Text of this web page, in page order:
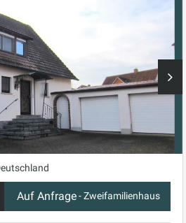
Schreiben
Sie
uns
:
info@schwelme.de
Auf Anfrage- Zweifamilienhaus